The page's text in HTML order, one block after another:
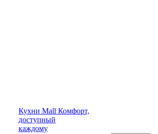
Кухни Mall Комфорт,
доступный
каждому